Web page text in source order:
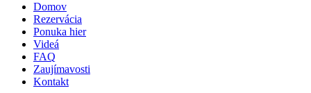
Domov
Rezervácia
Ponuka hier
Videá
FAQ
Zaujímavosti
Kontakt